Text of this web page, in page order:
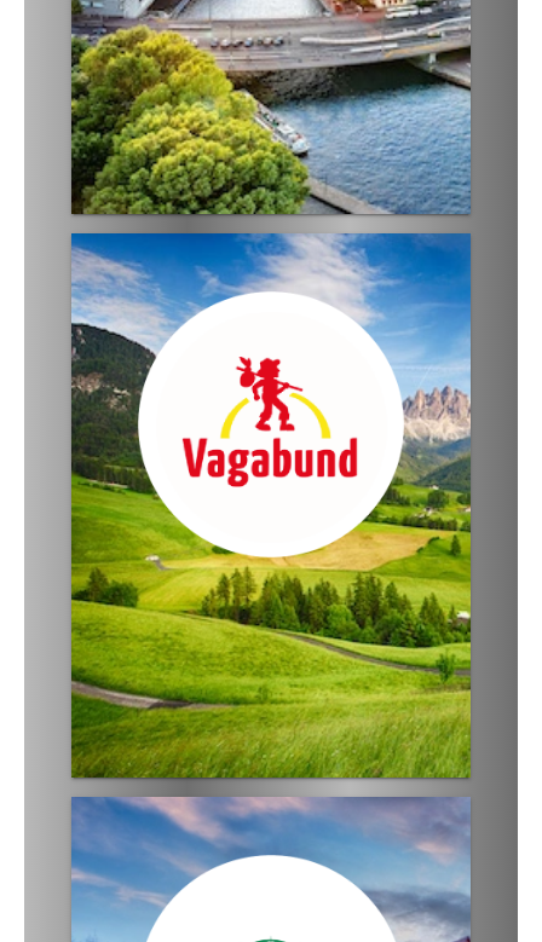
· Busse der 5-Sterne-Kategorie
· Land und Leute erleben
· familiäre Hotels
· persönlicher Kontakt
· Busse der 4-Sterne-Kategorie